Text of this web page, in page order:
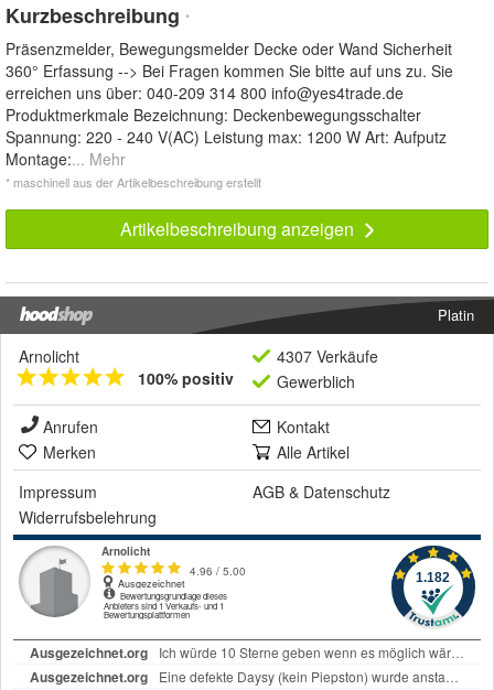
Kurzbeschreibung *
Präsenzmelder, Bewegungsmelder Decke oder Wand Sicherheit
360° Erfassung --> Bei Fragen kommen Sie bitte auf uns zu. Sie
erreichen uns über: 040-209 314 800 info@yes4trade.de
Produktmerkmale Bezeichnung: Deckenbewegungsschalter
Spannung: 220 - 240 V(AC) Leistung max: 1200 W Art: Aufputz
Montage:... Mehr
* maschinell aus der Artikelbeschreibung erstellt
Artikelbeschreibung anzeigen
Platin
Arnolicht
100% positiv
4307 Verkäufe
Gewerblich
Anrufen
Kontakt
Merken
Alle Artikel
Impressum
AGB & Datenschutz
Widerrufsbelehrung